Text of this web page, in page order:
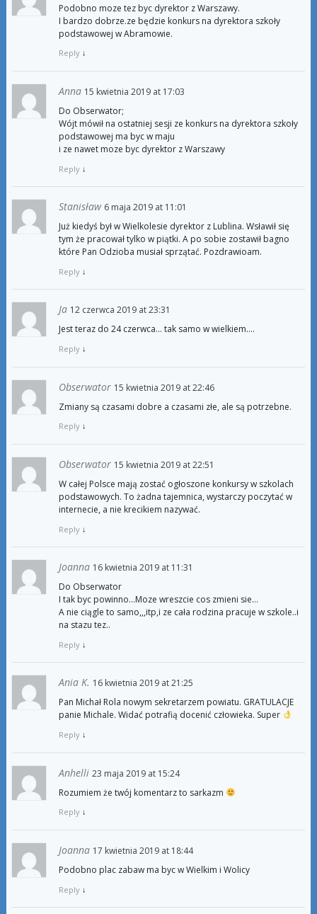
Podobno moze tez byc dyrektor z Warszawy.
I bardzo dobrze.ze będzie konkurs na dyrektora szkoły
podstawowej w Abramowie.
Reply ↓
Anna 15 kwietnia 2019 at 17:03
Do Obserwator;
Wójt mówił na ostatniej sesji ze konkurs na dyrektora szkoły
podstawowej ma byc w maju
i ze nawet moze byc dyrektor z Warszawy
Reply ↓
Stanisław 6 maja 2019 at 11:01
Już kiedyś był w Wielkolesie dyrektor z Lublina. Wsławił się
tym że pracował tylko w piątki. A po sobie zostawił bagno
które Pan Odzioba musiał sprzątać. Pozdrawioam.
Reply ↓
Ja 12 czerwca 2019 at 23:31
Jest teraz do 24 czerwca… tak samo w wielkiem….
Reply ↓
Obserwator 15 kwietnia 2019 at 22:46
Zmiany są czasami dobre a czasami złe, ale są potrzebne.
Reply ↓
Obserwator 15 kwietnia 2019 at 22:51
W całej Polsce mają zostać ogłoszone konkursy w szkolach
podstawowych. To żadna tajemnica, wystarczy poczytać w
internecie, a nie krecikiem nazywać.
Reply ↓
Joanna 16 kwietnia 2019 at 11:31
Do Obserwator
I tak byc powinno…Moze wreszcie cos zmieni sie…
A nie ciągle to samo,,,itp,i ze cała rodzina pracuje w szkole..i
na stazu tez..
Reply ↓
Ania K. 16 kwietnia 2019 at 21:25
Pan Michał Rola nowym sekretarzem powiatu. GRATULACJE
panie Michale. Widać potrafią docenić człowieka. Super
Reply ↓
Anhelli 23 maja 2019 at 15:24
Rozumiem że twój komentarz to sarkazm
Reply ↓
Joanna 17 kwietnia 2019 at 18:44
Podobno plac zabaw ma byc w Wielkim i Wolicy
Reply ↓